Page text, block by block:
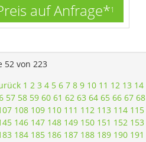
auf Anfrage*1
52 von 223
1 2 3 4 5 6 7 8 9 10 11 12 13 14
57 58 59 60 61 62 63 64 65 66 67 68
108 109 110 111 112 113 114 115
146 147 148 149 150 151 152 153
184 185 186 187 188 189 190 191